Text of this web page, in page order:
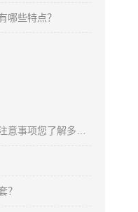
哪些特点？
？